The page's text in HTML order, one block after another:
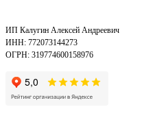
ИП Калугин Алексей Андреевич
ИНН: 772073144273
ОГРН: 319774600158976